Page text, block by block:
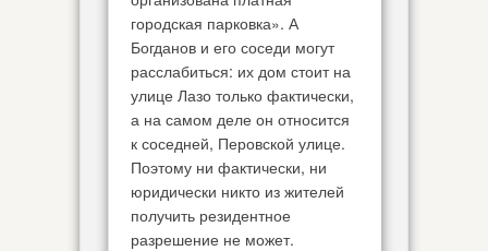
городская парковка». А
Богданов и его соседи могут
расслабиться: их дом стоит на
улице Лазо только фактически,
а на самом деле он относится
к соседней, Перовской улице.
Поэтому ни фактически, ни
юридически никто из жителей
получить резидентное
разрешение не может.